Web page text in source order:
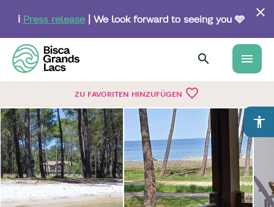
content
ℹ️ Press release| We look forward to seeing you 🩵
menu
ZU FAVORITEN HINZUFÜGEN favorite_border
accessibility